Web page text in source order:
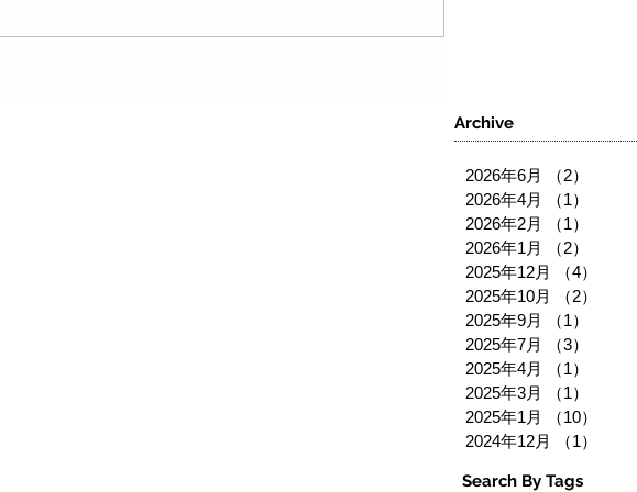
Archive
2026年6月 （2）
2026年4月
（1）
2026年2月
（1）
2026年1月
（2）
2025年12月
（4）
2025年10月
（2）
2025年9月
（1）
2025年7月
（3）
2025年4月
（1）
2025年3月
（1）
2025年1月
（10）
2024年12月
（1）
Search By Tags